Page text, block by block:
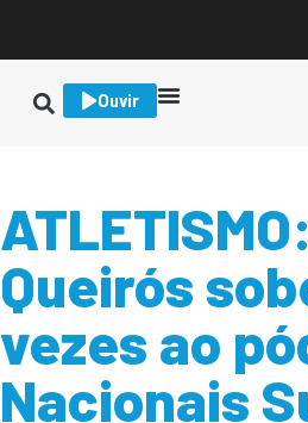
Ouvir
Queirós
vezes ao
Nacionais